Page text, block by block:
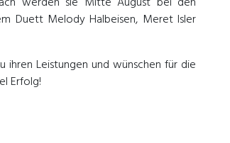
Duett Melody Halbeisen, Meret Isler
ihren Leistungen und wünschen für die
Erfolg!